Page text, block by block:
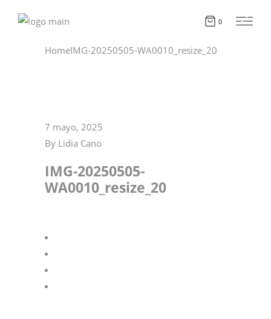
0
HomeIMG-20250505-WA0010_resize_20
7 mayo, 2025
By Lidia Cano
IMG-20250505-
WA0010_resize_20